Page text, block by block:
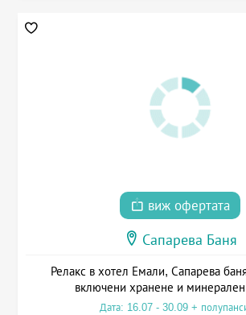
виж офертата
Сапарева Баня
Релакс в хотел Емали, Сапарева
включени хранене и
Дата: 16.07 - 30.09 +